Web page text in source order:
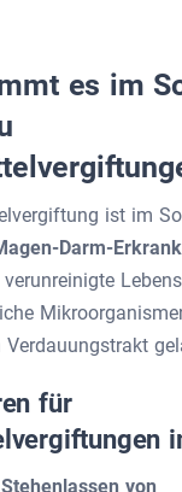
es im
ist im
Darm-
für
von